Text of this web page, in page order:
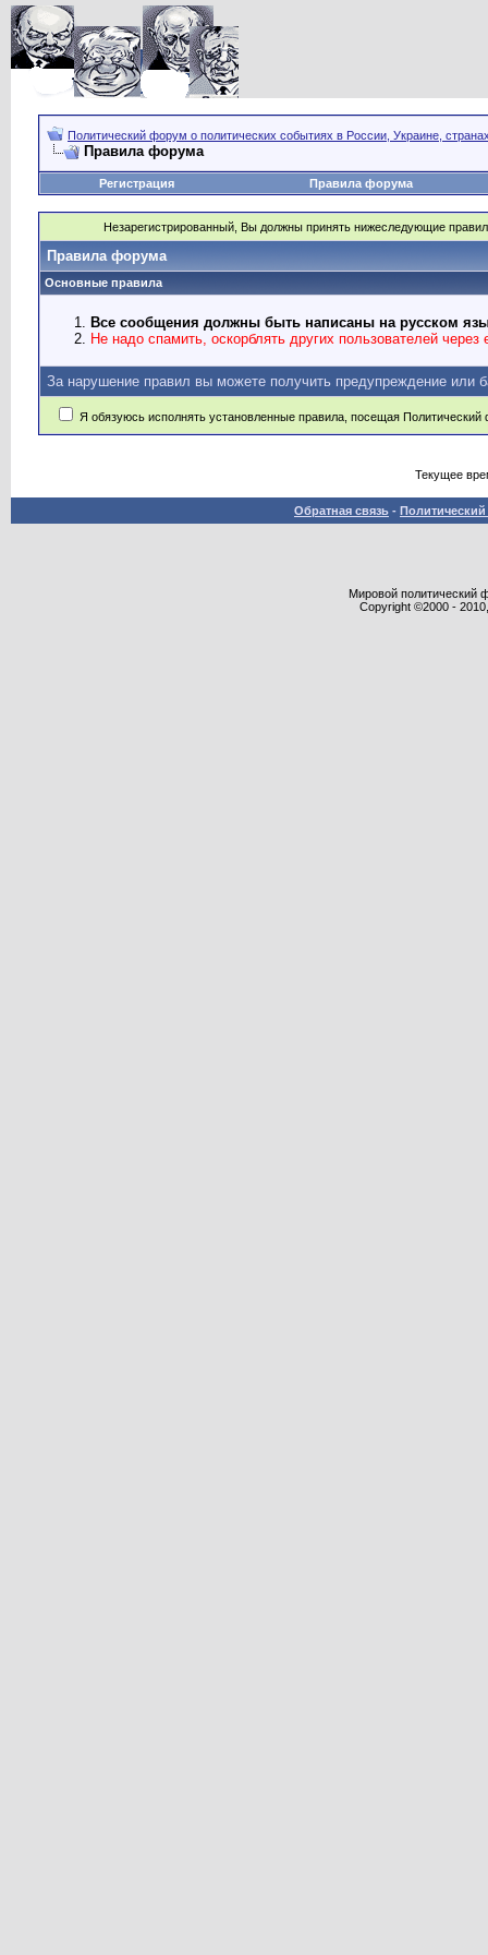
Политический форум о политических событиях в России, Украине,
Правила форума
Регистрация Правила форума
Незарегистрированный, Вы должны принять нижеследующие
Правила форума
Основные правила
Все сообщения должны быть написаны на русском
Не надо спамить, оскорблять других пользователей
За нарушение правил вы можете получить предупреждение или
Я обязуюсь исполнять установленные правила, посещая
Текущее
Обратная связь -
Мировой политический
Copyright ©2000 -